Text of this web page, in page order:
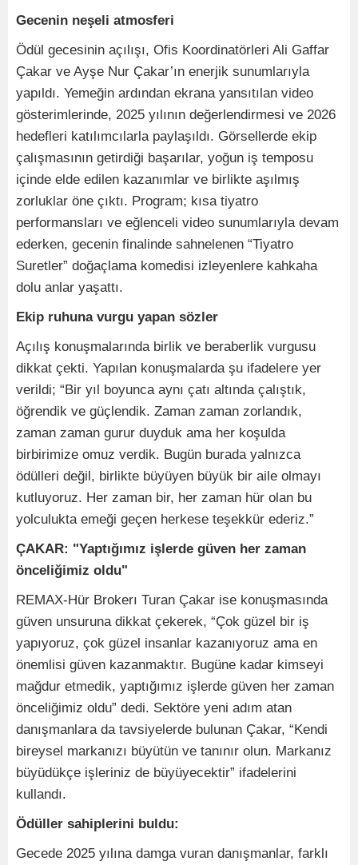
Gecenin neşeli atmosferi
Ödül gecesinin açılışı, Ofis Koordinatörleri Ali Gaffar
Çakar ve Ayşe Nur Çakar’ın enerjik sunumlarıyla
yapıldı. Yemeğin ardından ekrana yansıtılan video
gösterimlerinde, 2025 yılının değerlendirmesi ve 2026
hedefleri katılımcılarla paylaşıldı. Görsellerde ekip
çalışmasının getirdiği başarılar, yoğun iş temposu
içinde elde edilen kazanımlar ve birlikte aşılmış
zorluklar öne çıktı. Program; kısa tiyatro
performansları ve eğlenceli video sunumlarıyla devam
ederken, gecenin finalinde sahnelenen “Tiyatro
Suretler” doğaçlama komedisi izleyenlere kahkaha
dolu anlar yaşattı.
Ekip ruhuna vurgu yapan sözler
Açılış konuşmalarında birlik ve beraberlik vurgusu
dikkat çekti. Yapılan konuşmalarda şu ifadelere yer
verildi; “Bir yıl boyunca aynı çatı altında çalıştık,
öğrendik ve güçlendik. Zaman zaman zorlandık,
zaman zaman gurur duyduk ama her koşulda
birbirimize omuz verdik. Bugün burada yalnızca
ödülleri değil, birlikte büyüyen büyük bir aile olmayı
kutluyoruz. Her zaman bir, her zaman hür olan bu
yolculukta emeği geçen herkese teşekkür ederiz.”
ÇAKAR: "Yaptığımız işlerde güven her zaman
önceliğimiz oldu"
REMAX-Hür Brokerı Turan Çakar ise konuşmasında
güven unsuruna dikkat çekerek, “Çok güzel bir iş
yapıyoruz, çok güzel insanlar kazanıyoruz ama en
önemlisi güven kazanmaktır. Bugüne kadar kimseyi
mağdur etmedik, yaptığımız işlerde güven her zaman
önceliğimiz oldu” dedi. Sektöre yeni adım atan
danışmanlara da tavsiyelerde bulunan Çakar, “Kendi
bireysel markanızı büyütün ve tanınır olun. Markanız
büyüdükçe işleriniz de büyüyecektir” ifadelerini
kullandı.
Ödüller sahiplerini buldu:
Gecede 2025 yılına damga vuran danışmanlar, farklı